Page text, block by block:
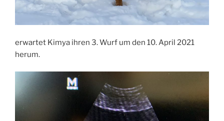
erwartet Kimya ihren 3. Wurf um den 10. April 2021
herum.